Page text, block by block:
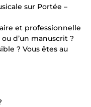
sur Portée –
et professionnelle
d’un manuscrit ?
? Vous êtes au